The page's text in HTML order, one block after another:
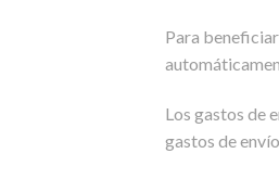
Para
Los gastos de
gastos de